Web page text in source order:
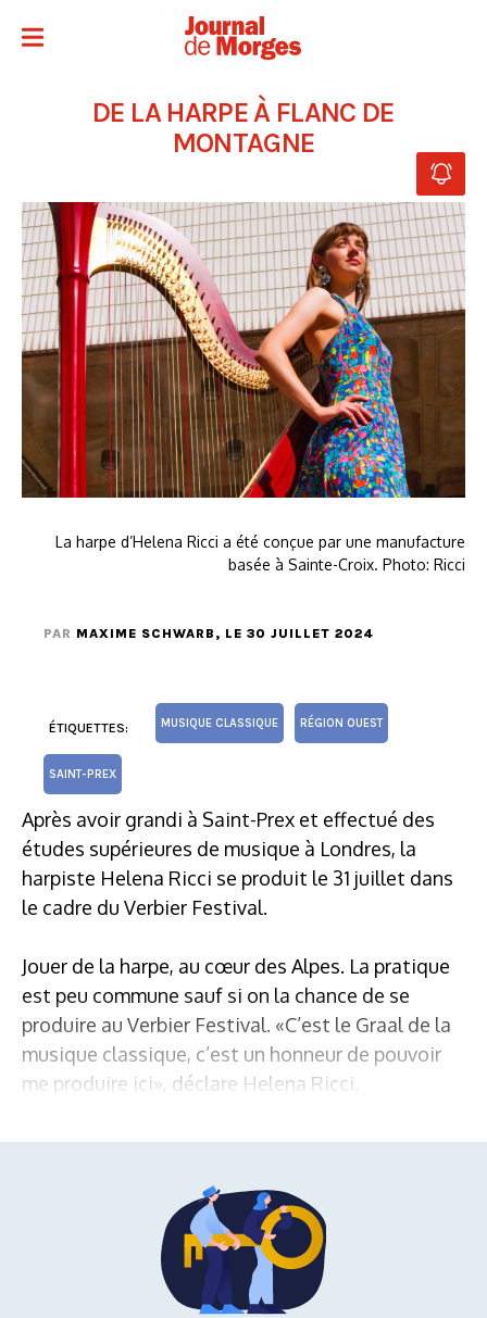
DE LA HARPE À FLANC DE
MONTAGNE
La harpe d’Helena Ricci a été conçue par une manufacture
basée à Sainte-Croix. Photo: Ricci
PAR MAXIME SCHWARB , LE 30 JUILLET 2024
ÉTIQUETTES: MUSIQUE CLASSIQUE RÉGION OUEST
SAINT-PREX
Après avoir grandi à Saint-Prex et effectué des
études supérieures de musique à Londres, la
harpiste Helena Ricci se produit le 31 juillet dans
le cadre du Verbier Festival.
Jouer de la harpe, au cœur des Alpes. La pratique
est peu commune sauf si on la chance de se
produire au Verbier Festival. «C’est le Graal de la
musique classique, c’est un honneur de pouvoir
me produire ici», déclare Helena Ricci.